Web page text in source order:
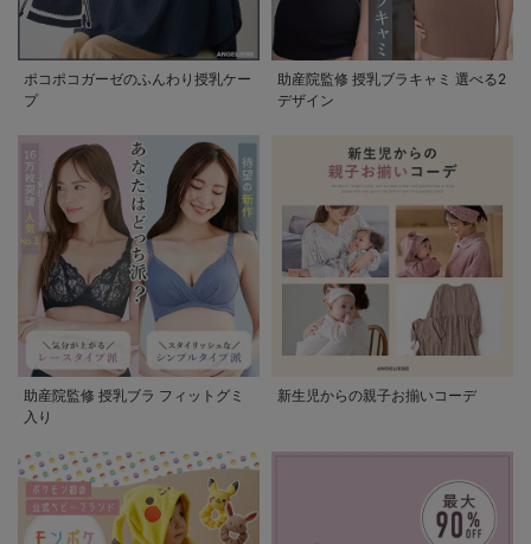
ポコポコガーゼのふんわり授乳ケー
プ
助産院監修 授乳ブラキャミ 選べる2
デザイン
助産院監修 授乳ブラ フィットグミ
入り
新生児からの親子お揃いコーデ